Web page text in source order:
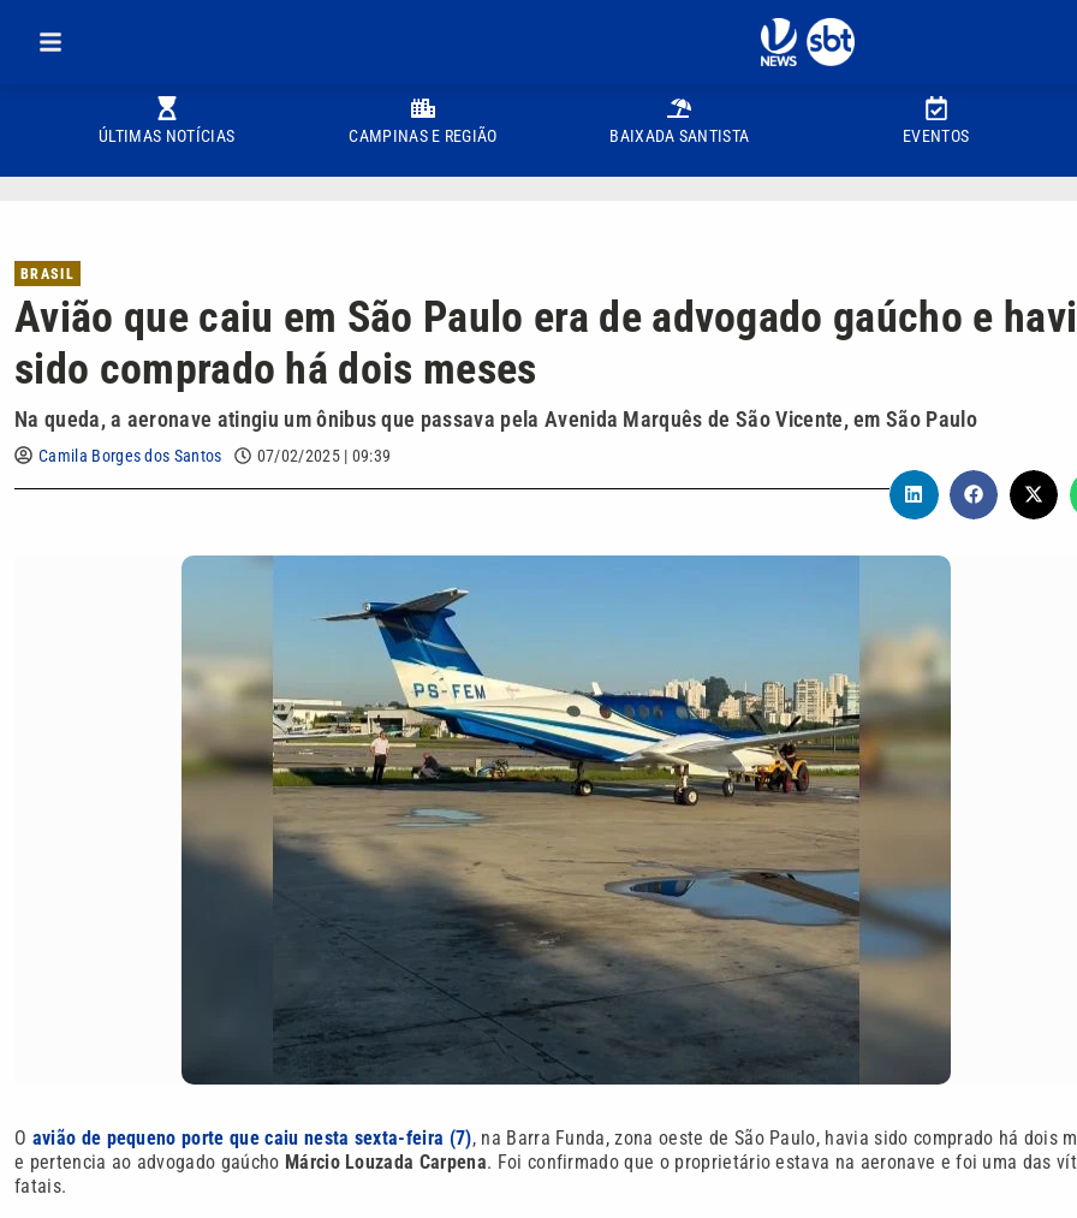
ÚLTIMAS NOTÍCIAS CAMPINAS E REGIÃO BAIXADA SANTISTA EVENTOS
BRASIL
Avião que caiu em São Paulo era de advogado gaúcho e
sido comprado há dois meses
Na queda, a aeronave atingiu um ônibus que passava pela Avenida Marquês de São Vicente, em São Paulo
Camila Borges dos Santos 07/02/2025 | 09:39
O avião de pequeno porte que caiu nesta sexta-feira (7), na Barra Funda, zona oeste de São Paulo, havia sido comprado há dois
e pertencia ao advogado gaúcho Márcio Louzada Carpena. Foi confirmado que o proprietário estava na aeronave e foi uma das
fatais.